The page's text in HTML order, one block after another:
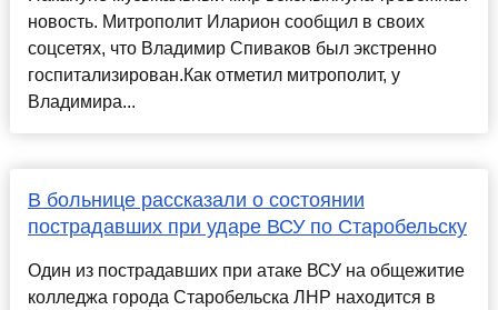
новость. Митрополит Иларион сообщил в своих
соцсетях, что Владимир Спиваков был экстренно
госпитализирован.Как отметил митрополит, у
Владимира...
В больнице рассказали о состоянии
пострадавших при ударе ВСУ по Старобельску
Один из пострадавших при атаке ВСУ на общежитие
колледжа города Старобельска ЛНР находится в